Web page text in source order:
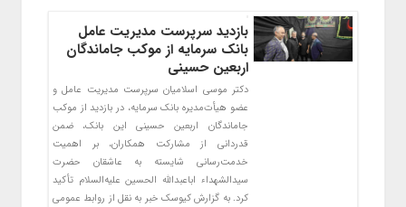
بازدید سرپرست مدیریت عامل
بانک سرمایه از موکب جاماندگان
اربعین حسینی
دکتر موسی اسلامیان سرپرست مدیریت عامل و
عضو هیأت‌مدیره بانک سرمایه، در بازدید از موکب
جاماندگان اربعین حسینی این بانک، ضمن
قدردانی از مشارکت همکاران، بر اهمیت
خدمت‌رسانی شایسته به عاشقان حضرت
سیدالشهداء اباعبدالله الحسین علیه‌السلام تأکید
کرد. به گزارش کیوسک خبر به نقل از روابط عمومی